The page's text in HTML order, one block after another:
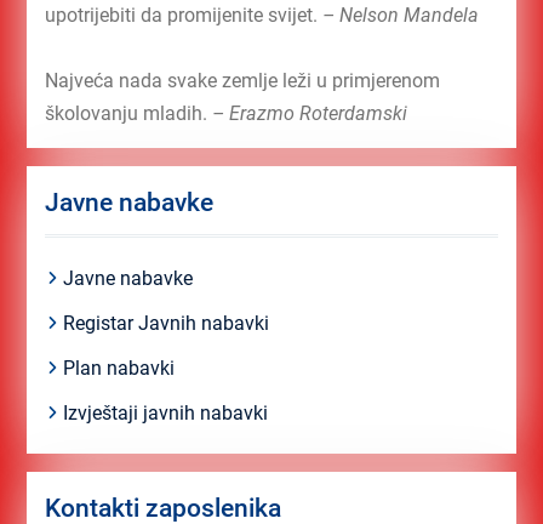
upotrijebiti da promijenite svijet. – Nelson Mandela
Najveća nada svake zemlje leži u primjerenom
školovanju mladih. – Erazmo Roterdamski
Javne nabavke
Javne nabavke
Registar Javnih nabavki
Plan nabavki
Izvještaji javnih nabavki
Kontakti zaposlenika